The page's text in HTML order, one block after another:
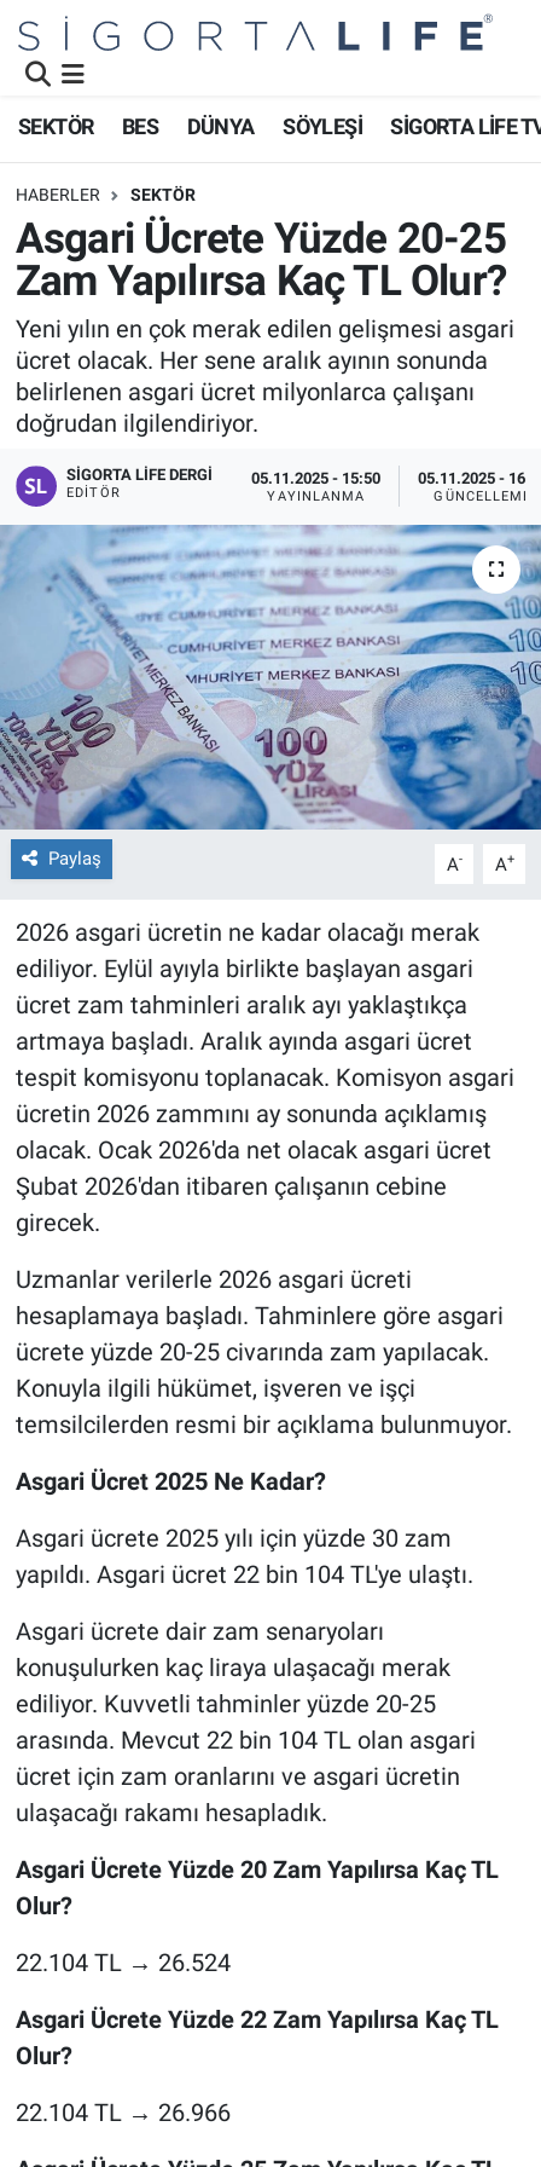
SEKTÖR BES DÜNYA SÖYLEŞİ SİGORTA LİFE
HABERLER SEKTÖR
Asgari Ücrete Yüzde 20-25
Zam Yapılırsa Kaç TL Olur?
Yeni yılın en çok merak edilen gelişmesi asgari
ücret olacak. Her sene aralık ayının sonunda
belirlenen asgari ücret milyonlarca çalışanı
doğrudan ilgilendiriyor.
SIGORTA LIFE DERGI
EDITÖR
05.11.2025 - 15:50
YAYINLANMA
05.11.2025 -
GÜNCELLEME
Paylaş A- A+
2026 asgari ücretin ne kadar olacağı merak
ediliyor. Eylül ayıyla birlikte başlayan asgari
ücret zam tahminleri aralık ayı yaklaştıkça
artmaya başladı. Aralık ayında asgari ücret
tespit komisyonu toplanacak. Komisyon asgari
ücretin 2026 zammını ay sonunda açıklamış
olacak. Ocak 2026'da net olacak asgari ücret
Şubat 2026'dan itibaren çalışanın cebine
girecek.
Uzmanlar verilerle 2026 asgari ücreti
hesaplamaya başladı. Tahminlere göre asgari
ücrete yüzde 20-25 civarında zam yapılacak.
Konuyla ilgili hükümet, işveren ve işçi
temsilcilerden resmi bir açıklama bulunmuyor.
Asgari Ücret 2025 Ne Kadar?
Asgari ücrete 2025 yılı için yüzde 30 zam
yapıldı. Asgari ücret 22 bin 104 TL'ye ulaştı.
Asgari ücrete dair zam senaryoları
konuşulurken kaç liraya ulaşacağı merak
ediliyor. Kuvvetli tahminler yüzde 20-25
arasında. Mevcut 22 bin 104 TL olan asgari
ücret için zam oranlarını ve asgari ücretin
ulaşacağı rakamı hesapladık.
Asgari Ücrete Yüzde 20 Zam Yapılırsa Kaç TL
Olur?
22.104 TL → 26.524
Asgari Ücrete Yüzde 22 Zam Yapılırsa Kaç TL
Olur?
22.104 TL → 26.966
Namaz Vakitleri
Trafik Durumu
Süper Lig Puan Durumu ve Fikstür
Tüm Manşetler
Son Dakika Haberleri
Haber Arşivi